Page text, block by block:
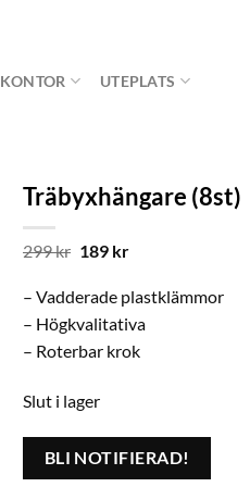
KONTOR UTEPLATS
Träbyxhängare (8st)
299kr Det
var:
299 kr.
189 krDet
är:
189 kr.
– Vadderade plastklämmor
– Högkvalitativa
– Roterbar krok
Slut i lager
BLI NOTIFIERAD!